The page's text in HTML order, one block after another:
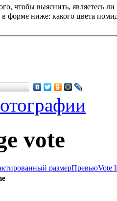
форме ниже: какого цвета
vote
размерПревьюVote